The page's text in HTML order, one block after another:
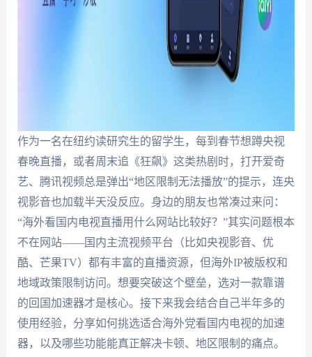
作为一名在纽约读研究生的留学生，每到春节想蹲央视
春晚直播，或者周末追《狂飙》这类热剧时，打开爱奇
艺、腾讯视频总是弹出“地区限制无法播放”的提示，连央
视影音也加载半天没反应。身边的朋友也常凑过来问：
“海外看国内电视直播用什么网站比较好？”其实问题根本
不在网站——国内主流视频平台（比如央视影音、优
酷、芒果TV）都有丰富的直播资源，但海外IP被版权和
地域政策限制访问。想要突破这个壁垒，选对一款靠谱
的回国加速器才是核心。接下来我会结合自己半年多的
使用经验，分享如何挑选适合海外党看国内电视的加速
器，以及哪些功能能真正解决卡顿、地区限制的痛点。